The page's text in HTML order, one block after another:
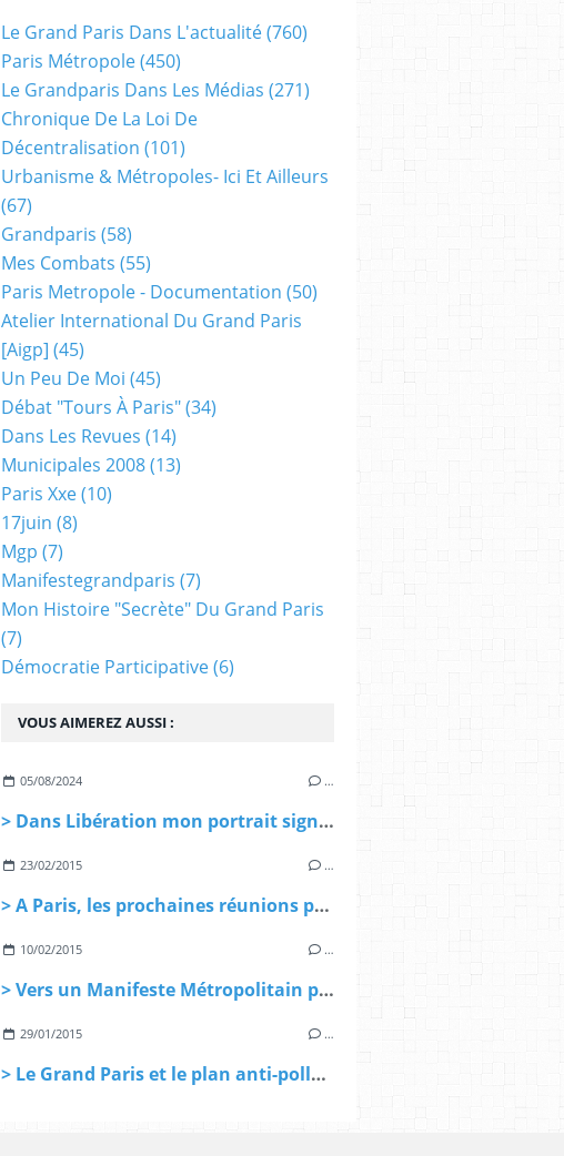
VOUS AIMEREZ AUSSI :
05/08/2024 …
> Dans Libération mon portrait signé Sibylle Vincendon: Pierre Mansat, le métropolitain
23/02/2015 …
> A Paris, les prochaines réunions publiques sur le Grand Paris
10/02/2015 …
> Vers un Manifeste Métropolitain pour le Grand Paris
29/01/2015 …
> Le Grand Paris et le plan anti-pollution d'Anne Hidalgo
Le Grand Paris Dans L'actualité(760)
Paris Métropole(450)
Le Grandparis Dans Les Médias (271)
Chronique De La Loi De
Décentralisation (101)
Urbanisme & Métropoles- Ici Et Ailleurs
(67)
Grandparis (58)
Mes Combats (55)
Paris Metropole - Documentation (50)
Atelier International Du Grand Paris
[aigp] (45)
Un Peu De Moi (45)
Débat "tours À Paris"(34)
Dans Les Revues (14)
Municipales 2008(13)
Paris Xxe(10)
17juin (8)
Mgp (7)
Manifestegrandparis (7)
Mon Histoire "secrète" Du Grand Paris
(7)
Démocratie Participative(6)